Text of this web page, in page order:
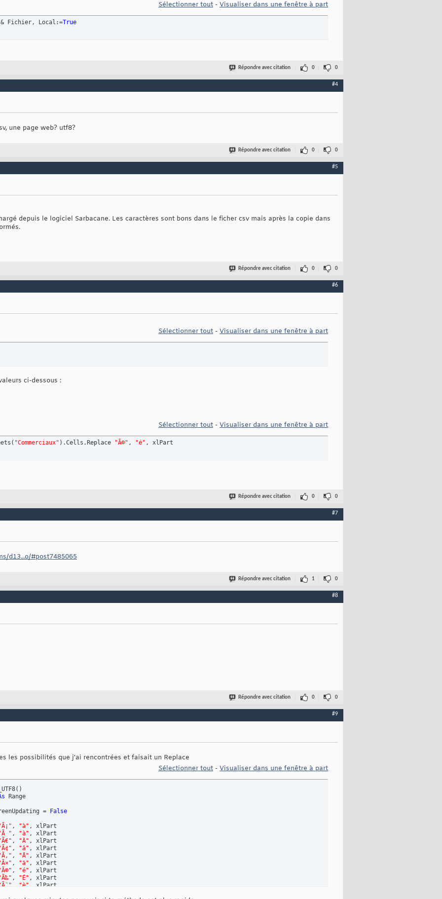
=
True
False
Sélectionner tout - Visualiser dans une fenêtre à part
& Fichier, Local:=True
Répondre avec citation 0 0
#4
une page web? utf8?
Répondre avec citation 0 0
#5
depuis le logiciel Sarbacane. Les caractères sont bons dans le ficher csv mais après la copie dans
Répondre avec citation 0 0
#6
Sélectionner tout - Visualiser dans une fenêtre à part
ci-dessous :
Sélectionner tout - Visualiser dans une fenêtre à part
( "Commerciaux" ) .Cells.Replace "Ã©" , "é" , xlPart
Répondre avec citation 0 0
#7
d13...o/#post7485065
Répondre avec citation 1 0
#8
Répondre avec citation 0 0
#9
les possibilités que j'ai rencontrées et faisait un Replace
Sélectionner tout - Visualiser dans une fenêtre à part
( )
Range
=
False
, "à" , xlPart
" , "à" , xlPart
, "À" , xlPart
, "â" , xlPart
, "Â" , xlPart
, "ä" , xlPart
, "é" , xlPart
, "É" , xlPart
"è" , xlPart